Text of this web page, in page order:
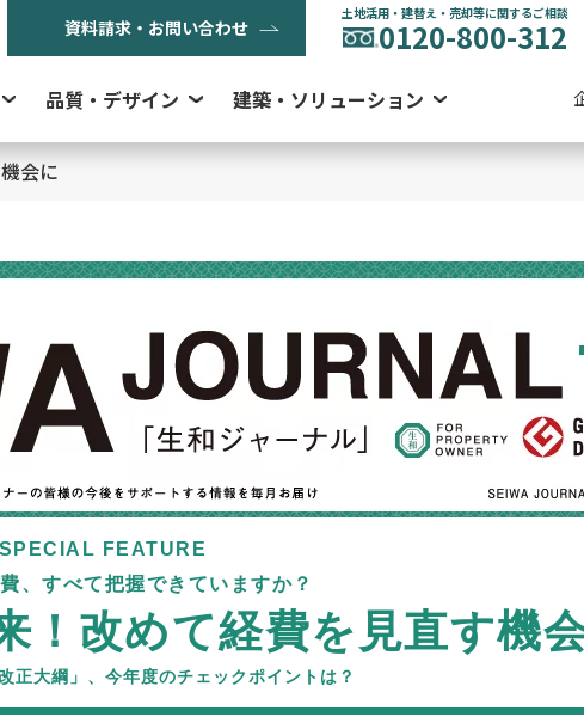
資料請求・お問い合わせ
土地活用・建替え・売却等に関するご相談
0120-800-312
品質・デザイン 建築・ソリューション
会に
SPECIAL FEATURE
、すべて把握できていますか？
！改めて経費を見直す機
正大綱」、今年度のチェックポイントは？